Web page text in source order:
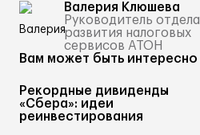
Валерия Клюшева
Руководитель отдела
развития налоговых
сервисов АТОН
Вам может быть интересно
Рекордные дивиденды
«Сбера»: идеи
реинвестирования